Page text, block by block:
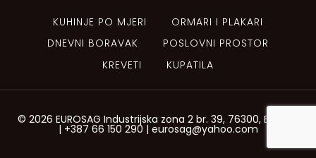
KUHINJE PO MJERI
ORMARI I PLAKARI
DNEVNI BORAVAK
POSLOVNI PROSTOR
KREVETI
KUPATILA
© 2026 EUROSAG Industrijska zona 2 br. 39, 76300, Bijeljina
| +387 66 150 290 | eurosag@yahoo.com